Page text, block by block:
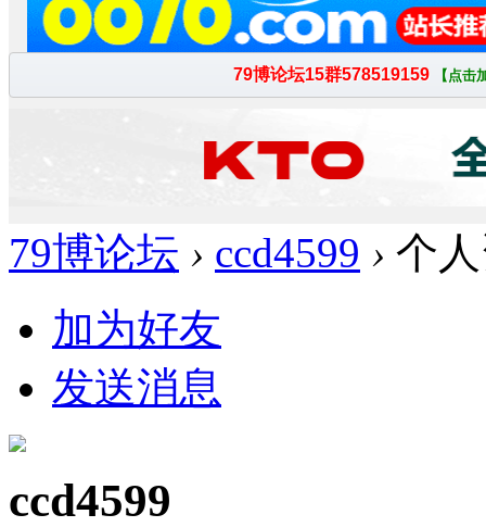
79博论坛 › ccd4599 › 个
加为好友
发送消息
ccd4599